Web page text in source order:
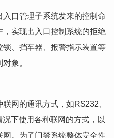
口管理子系统发来的控制命
实现出入口控制系统的拒绝
、挡车器、报警指示装置等
象。
网的通讯方式，如RS232、
下使用各种联网的方式，以
网。为了门禁系统整体安全性